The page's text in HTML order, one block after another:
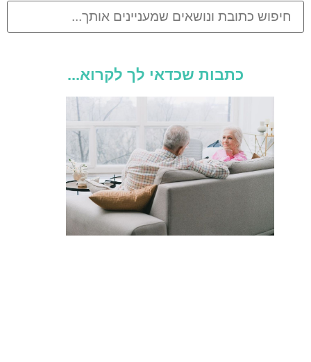
כתבות שכדאי לך לקרוא...